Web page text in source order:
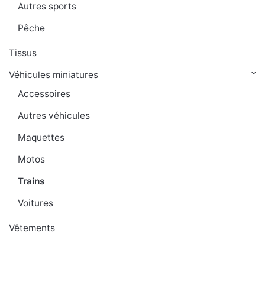
Autres sports
Pêche
Tissus
Véhicules miniatures
Accessoires
Autres véhicules
Maquettes
Motos
Trains
Voitures
Vêtements